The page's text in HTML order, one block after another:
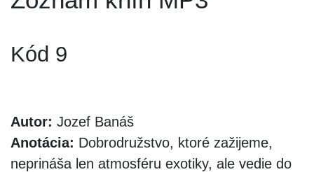
Kód 9
Autor: Jozef Banáš
Anotácia: Dobrodružstvo, ktoré zažijeme,
neprináša len atmosféru exotiky, ale vedie do